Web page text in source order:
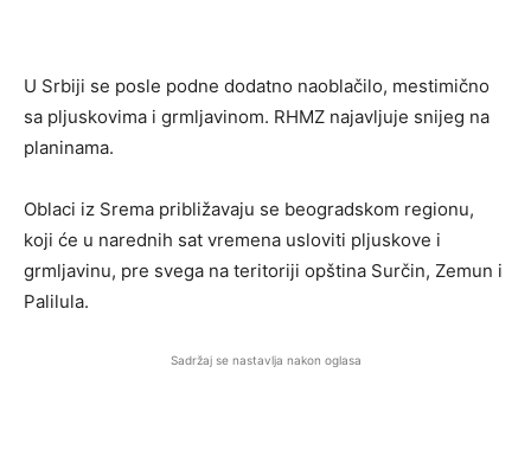
U Srbiji se posle podne dodatno naoblačilo, mestimično
sa pljuskovima i grmljavinom. RHMZ najavljuje snijeg na
planinama.
Oblaci iz Srema približavaju se beogradskom regionu,
koji će u narednih sat vremena usloviti pljuskove i
grmljavinu, pre svega na teritoriji opština Surčin, Zemun i
Palilula.
Sadržaj se nastavlja nakon oglasa